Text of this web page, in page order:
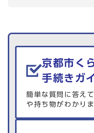
生活情報を探す
京都市く
手続きガ
簡単な質問に答え
や持ち物がわかりま